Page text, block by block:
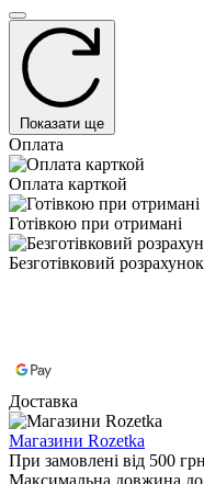
Показати ще
Оплата
Оплата карткой
Готівкою при отримані
Безготівковий розрахунок
Доставка
Магазини Rozetka
При замовлені від 500 грн
Максимальна довжина до